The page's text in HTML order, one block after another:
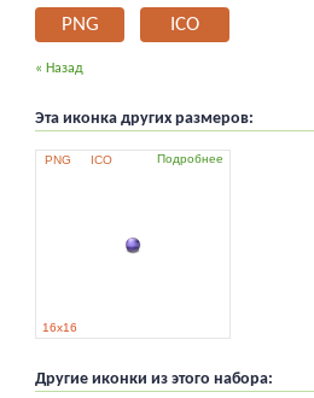
PNG ICO
« Назад
Эта иконка других размеров:
PNG ICO Подробнее
16x16
Другие иконки из этого набора: